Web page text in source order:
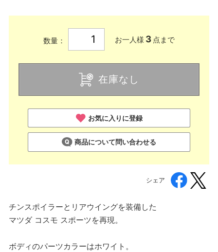
数量： お一人様 3 点まで
在庫なし
お気に入りに登録
商品について問い合わせる
シェア
チンスポイラーとリアウイングを装備した
マツダ コスモ スポーツを再現。
ボディのパーツカラーはホワイト。